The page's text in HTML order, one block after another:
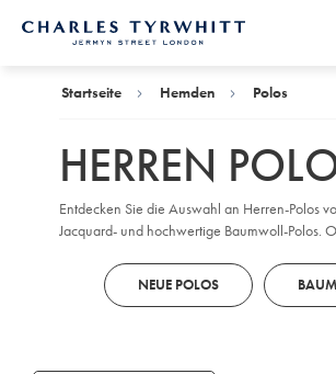
Startseite Hemden Polos
HERREN
Entdecken Sie die Auswahl an Herren-Polos
Jacquard- und hochwertige Baumwoll-Polos.
NEUE POLOS